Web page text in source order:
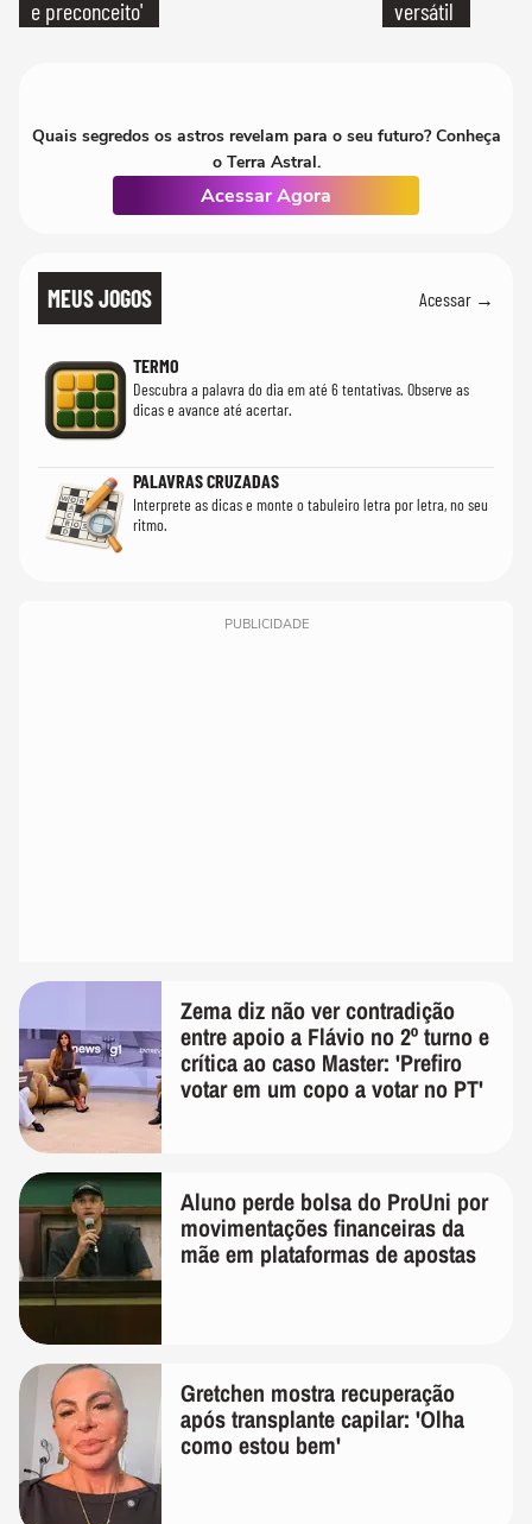
e preconceito' versátil
Quais segredos os astros revelam para o seu futuro? Conheça
o Terra Astral.
Acessar Agora
MEUS JOGOS Acessar →
TERMO
Descubra a palavra do dia em até 6 tentativas. Observe as
dicas e avance até acertar.
PALAVRAS CRUZADAS
Interprete as dicas e monte o tabuleiro letra por letra, no seu
ritmo.
PUBLICIDADE
Zema diz não ver contradição
entre apoio a Flávio no 2º turno e
crítica ao caso Master: 'Prefiro
votar em um copo a votar no PT'
Aluno perde bolsa do ProUni por
movimentações financeiras da
mãe em plataformas de apostas
Gretchen mostra recuperação
após transplante capilar: 'Olha
como estou bem'